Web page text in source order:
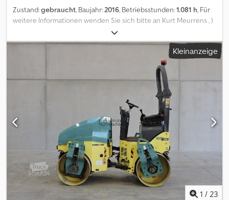
Zustand:gebraucht, Baujahr:2016, Betriebsstunden:1.081 h, Für
weitere Informationen wenden Sie sich bitte an Kurt Meurrens , )
Kleinanzeige
1 / 23